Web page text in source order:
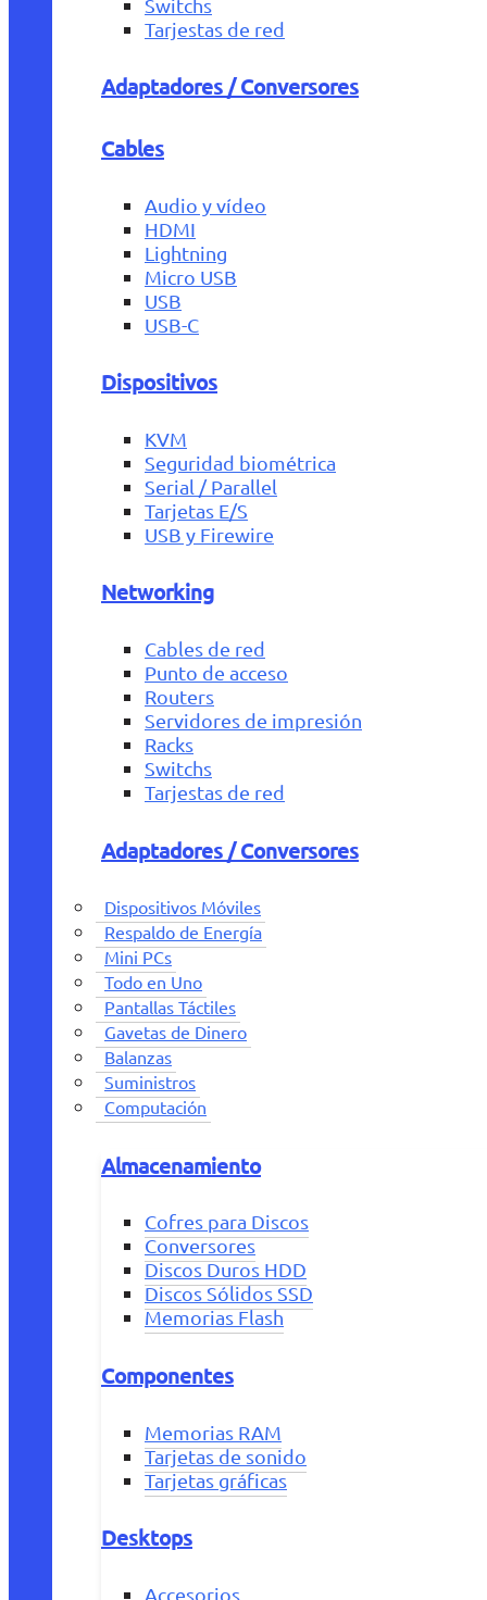
Switchs
Tarjestas de red
Adaptadores / Conversores
Cables
Audio y vídeo
HDMI
Lightning
Micro USB
USB
USB-C
Dispositivos
KVM
Seguridad biométrica
Serial / Parallel
Tarjetas E/S
USB y Firewire
Networking
Cables de red
Punto de acceso
Routers
Servidores de impresión
Racks
Switchs
Tarjestas de red
Adaptadores / Conversores
Dispositivos Móviles
Respaldo de Energía
Mini PCs
Todo en Uno
Pantallas Táctiles
Gavetas de Dinero
Balanzas
Suministros
Computación
Almacenamiento
Cofres para Discos
Conversores
Discos Duros HDD
Discos Sólidos SSD
Memorias Flash
Componentes
Memorias RAM
Tarjetas de sonido
Tarjetas gráficas
Desktops
Accesorios